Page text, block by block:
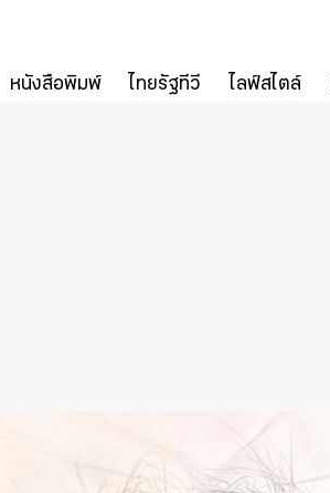
หนังสือพิมพ์ ไทยรัฐทีวี ไลฟ์สไตล์